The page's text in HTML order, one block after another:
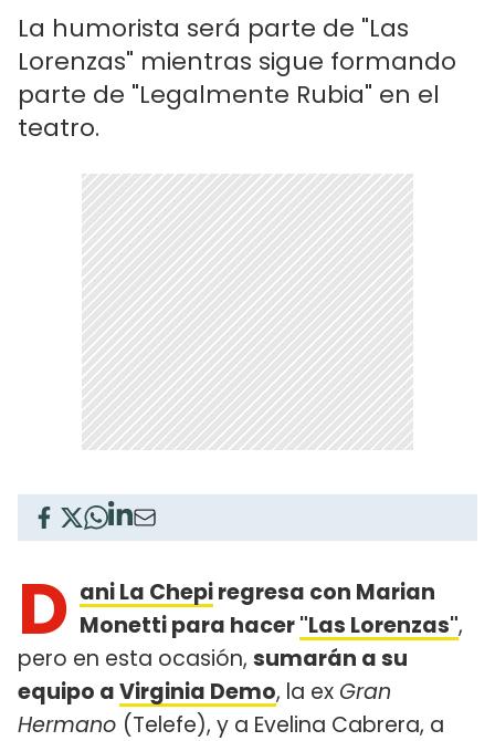
La humorista será parte de "Las
Lorenzas" mientras sigue formando
parte de "Legalmente Rubia" en el
teatro.
D ani La Chepiregresa con Marian
Monetti para hacer"Las Lorenzas",
pero en esta ocasión, sumarán a su
equipo aVirginia Demo, la ex Gran
Hermano (Telefe), y a Evelina Cabrera, a